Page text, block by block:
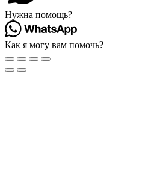
Нужна помощь?
Как я могу вам помочь?